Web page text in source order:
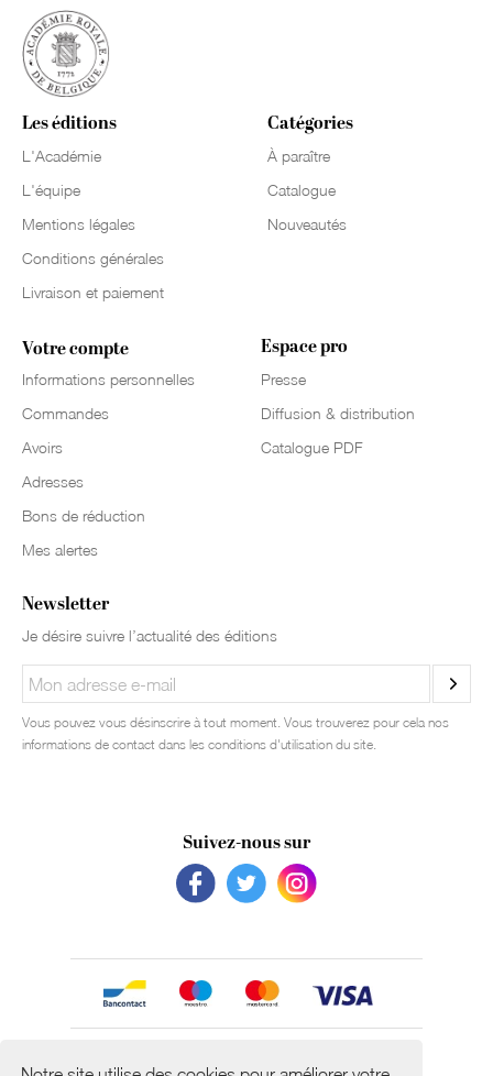
Les éditions
L'Académie
L'équipe
Mentions légales
Conditions générales
Livraison et paiement
Catégories
À paraître
Catalogue
Nouveautés
Votre compte
Informations personnelles
Commandes
Avoirs
Adresses
Bons de réduction
Mes alertes
Espace pro
Presse
Diffusion & distribution
Catalogue PDF
Newsletter
Je désire suivre l’actualité des éditions
Vous pouvez vous désinscrire à tout moment. Vous trouverez pour cela nos
informations de contact dans les conditions d'utilisation du site.
Suivez-nous sur